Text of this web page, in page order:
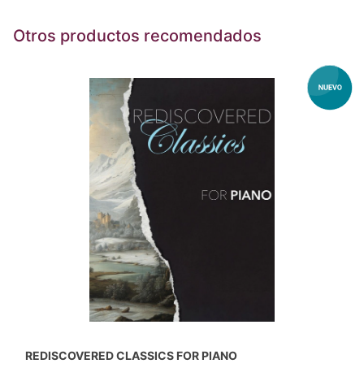
Otros productos recomendados
REDISCOVERED CLASSICS FOR PIANO